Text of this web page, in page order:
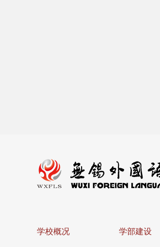
学校概况 学部建设